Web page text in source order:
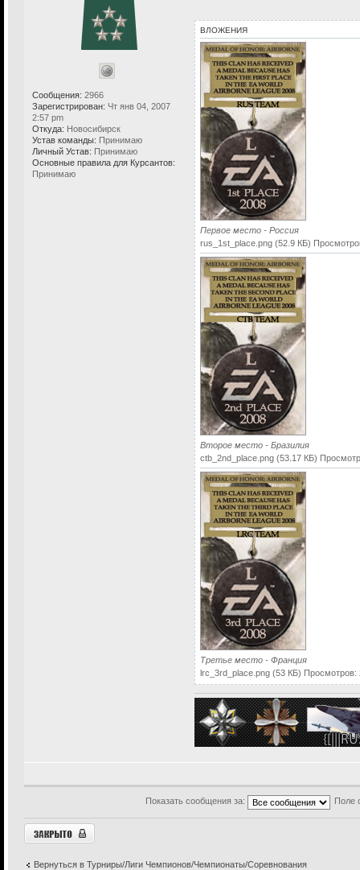
Сообщения: 2966
Зарегистрирован: Чт янв 04, 2007
2:57 pm
Откуда: Новосибирск
Устав команды: Принимаю
Личный Устав: Принимаю
Основные правила для Курсантов:
Принимаю
ВЛОЖЕНИЯ
Первое место - Россия
rus_1st_place.png (52.9 КБ)
Второе место - Бразилия
ctb_2nd_place.png (53.17 КБ)
Третье место - Франция
lrc_3rd_place.png (53 КБ) Просмотров:
Показать сообщения за: Поле
Закрыто
Вернуться в Турниры/Лиги Чемпионов/Чемпионаты/Соревнования